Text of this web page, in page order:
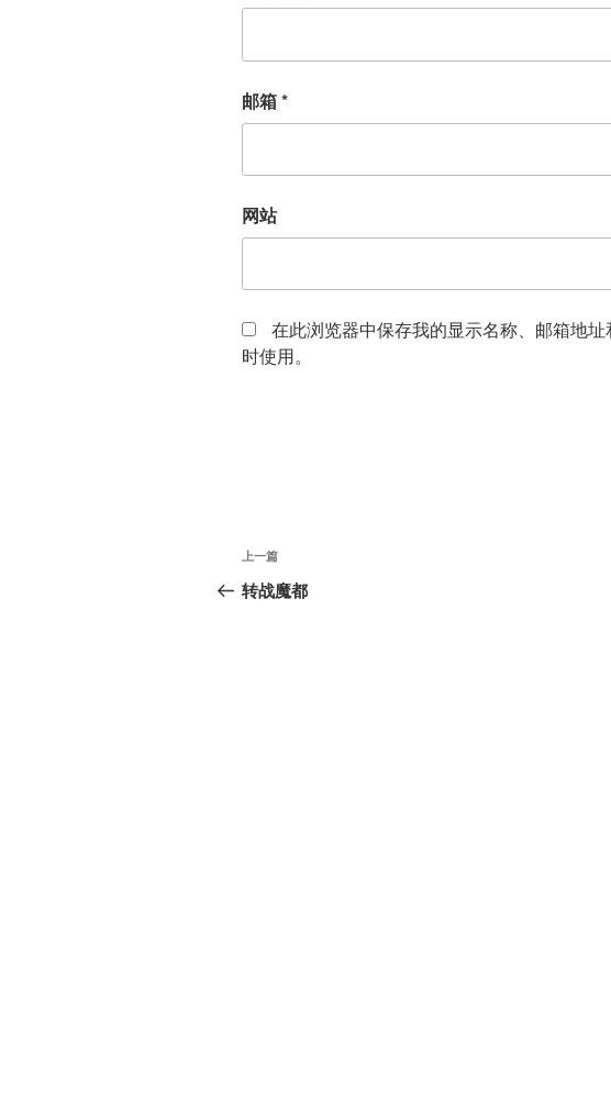
邮箱*
网站
在此浏览器中保存我的显示名称、邮箱地
时使用。
文
章
上
一
上一篇
转战魔都